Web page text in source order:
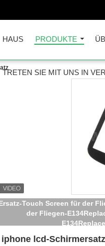
HAUS PRODUKTE
TRETEN SIE MIT UNS IN
Gewebepolsterung König-
hölzerne
iphone lcd-Schirmersatz